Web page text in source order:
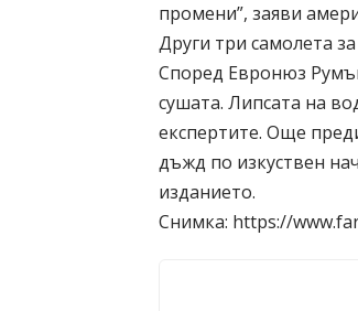
промени”, заяви
Други три самолета
Според Евронюз
сушата. Липсата на
експертите. Още
дъжд по изкуствен
изданието.
Снимка: https://